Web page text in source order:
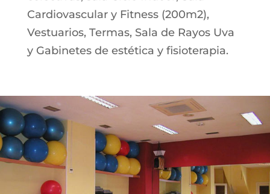
Cardiovascular y Fitness (200m2),
Vestuarios, Termas, Sala de Rayos Uva
y Gabinetes de estética y fisioterapia.